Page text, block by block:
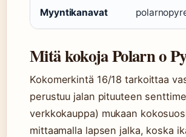
Myyntikanavat
Mitä kokoja Polarn o
Kokomerkintä 16/18 tarkoittaa
perustuu jalan pituuteen
verkkokauppa) mukaan
mittaamalla lapsen jalka, koska